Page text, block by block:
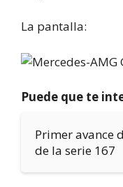
La pantalla:
Puede que te
Primer avance
de la serie 167